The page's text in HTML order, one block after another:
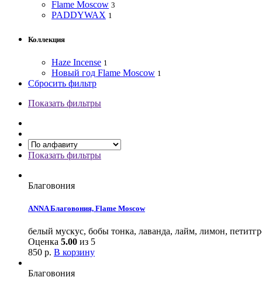
Flame Moscow 3
PADDYWAX 1
Коллекция
Haze Incense 1
Новый год Flame Moscow 1
Сбросить фильтр
Показать фильтры
Показать фильтры
Благовония
ANNA Благовония, Flame Moscow
белый мускус, бобы тонка, лаванда, лайм, лимон,
Оценка 5.00 из 5
850 р. В корзину
Благовония